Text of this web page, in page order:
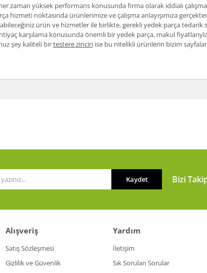
zaman yüksek performans konusunda firma olarak iddialı
hizmeti noktasında ürünlerimize ve çalışma anlayışımıza
ürün ve hizmetler ile birlikte, gerekli yedek parça
karşılama konusunda önemli bir yedek parça, makul
şey kaliteli birtestere zinciriise bu nitelikli ürünlerin bizim
Kaydet Bizi
Alışveriş
Satış Sözleşmesi
Gizlilik ve Güvenlik
Yardım
İletişim
Sık Sorulan Sorular